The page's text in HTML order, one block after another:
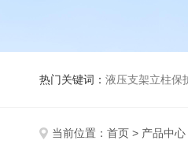
热门关键词： 液压支架立柱保
当前位置： 首页 > 产品中心